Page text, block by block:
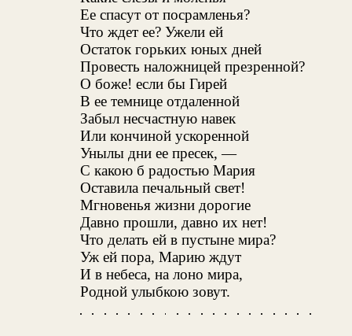
Ее спасут от посрамленья?
Что ждет ее? Ужели ей
Остаток горьких юных дней
Провесть наложницей презренной?
О боже! если бы Гирей
В ее темнице отдаленной
Забыл несчастную навек
Или кончиной ускоренной
Унылы дни ее пресек, —
С какою б радостью Мария
Оставила печальный свет!
Мгновенья жизни дорогие
Давно прошли, давно их нет!
Что делать ей в пустыне мира?
Уж ей пора, Марию ждут
И в небеса, на лоно мира,
Родной улыбкою зовут.